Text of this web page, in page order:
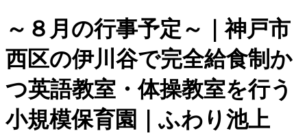
～８月の行事予定～｜神戸市
西区の伊川谷で完全給食制か
つ英語教室・体操教室を行う
小規模保育園｜ふわり池上